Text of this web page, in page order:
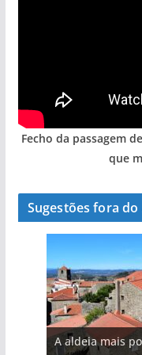
Fecho da passagem
que
Sugestões fora
A aldeia mais